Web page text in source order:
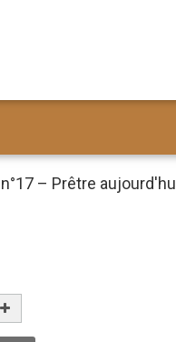
– Prêtre